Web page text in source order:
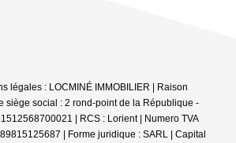
légales : LOCMINÉ IMMOBILIER | Raison
siège social : 2 rond-point de la République -
| RCS : Lorient | Numero TVA
| Forme juridique : SARL | Capital